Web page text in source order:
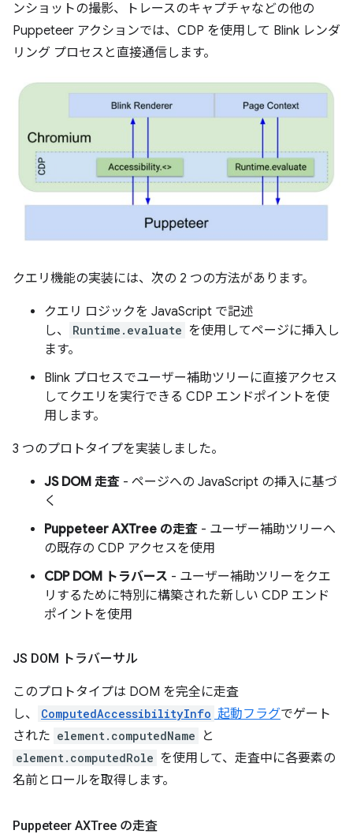
ンショットの撮影、トレースのキャプチャなどの他の
Puppeteer アクションでは、CDP を使用して Blink レンダ
リング プロセスと直接通信します。
クエリ機能の実装には、次の 2 つの方法があります。
クエリ ロジックを JavaScript で記述
し、
Runtime.evaluate を使用してページに挿入し
ます。
Blink プロセスでユーザー補助ツリーに直接アクセス
してクエリを実行できる CDP エンドポイントを使
用します。
3 つのプロトタイプを実装しました。
JS DOM 走査 - ページへの JavaScript の挿入に基づ
く
Puppeteer AXTree の走査 - ユーザー補助ツリーへ
の既存の CDP アクセスを使用
CDP DOM トラバース - ユーザー補助ツリーをクエ
リするために特別に構築された新しい CDP エンド
ポイントを使用
JS DOM トラバーサル
このプロトタイプは DOM を完全に走査
し、
ComputedAccessibilityInfo 起動フラグでゲート
された element.computedName と
element.computedRole を使用して、走査中に各要素の
名前とロールを取得します。
Puppeteer AXTree の走査